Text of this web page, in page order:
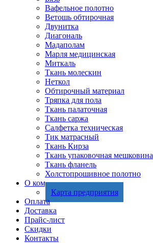
Вафельное полотно
Ветошь обтирочная
Двунитка
Диагональ
Мадаполам
Марля медицинская
Миткаль
Ткань молескин
Неткол
Обтирочный материал
Тряпка для пола
Ткань палаточная
Ткань саржа
Салфетка техническая
Тик матрасный
Ткань Кирза
Ткань упаковочная мешковина
Ткань фланель
Холстопрошивное полотно
О компании
Карта предприятия
Оплата
Доставка
Прайс-лист
Скидки
Контакты